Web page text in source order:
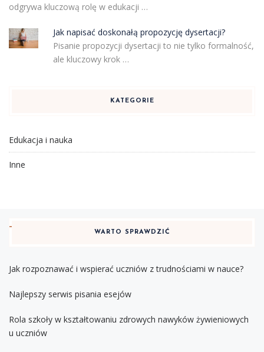
odgrywa kluczową rolę w edukacji …
Jak napisać doskonałą propozycję dysertacji?
Pisanie propozycji dysertacji to nie tylko formalność,
ale kluczowy krok …
KATEGORIE
Edukacja i nauka
Inne
WARTO SPRAWDZIĆ
Jak rozpoznawać i wspierać uczniów z trudnościami w nauce?
Najlepszy serwis pisania esejów
Rola szkoły w kształtowaniu zdrowych nawyków żywieniowych
u uczniów